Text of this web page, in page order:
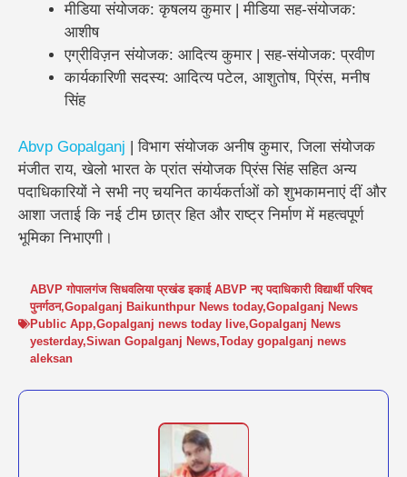
मीडिया संयोजक: कृषलय कुमार | मीडिया सह-संयोजक:
आशीष
एग्रीविज़न संयोजक: आदित्य कुमार | सह-संयोजक: प्रवीण
कार्यकारिणी सदस्य: आदित्य पटेल, आशुतोष, प्रिंस, मनीष
सिंह
Abvp Gopalganj | विभाग संयोजक अनीष कुमार, जिला संयोजक
मंजीत राय, खेलो भारत के प्रांत संयोजक प्रिंस सिंह सहित अन्य
पदाधिकारियों ने सभी नए चयनित कार्यकर्ताओं को शुभकामनाएं दीं और
आशा जताई कि नई टीम छात्र हित और राष्ट्र निर्माण में महत्वपूर्ण
भूमिका निभाएगी।
ABVP गोपालगंज सिधवलिया प्रखंड इकाई ABVP नए पदाधिकारी विद्यार्थी परिषद
पुनर्गठन,Gopalganj Baikunthpur News today,Gopalganj News
Public App,Gopalganj news today live,Gopalganj News
yesterday,Siwan Gopalganj News,Today gopalganj news
aleksan